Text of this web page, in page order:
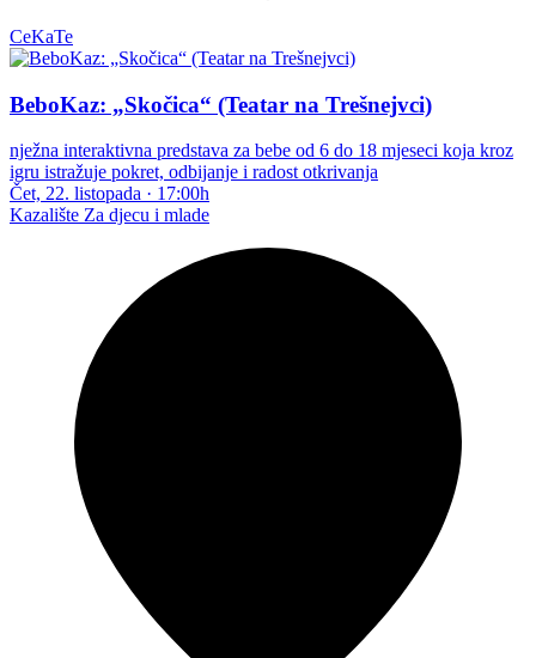
CeKaTe
BeboKaz: „Skočica“ (Teatar na Trešnejvci)
nježna interaktivna predstava za bebe od 6 do 18 mjeseci koja kroz
igru istražuje pokret, odbijanje i radost otkrivanja
Čet, 22. listopada · 17:00h
Kazalište Za djecu i mlade